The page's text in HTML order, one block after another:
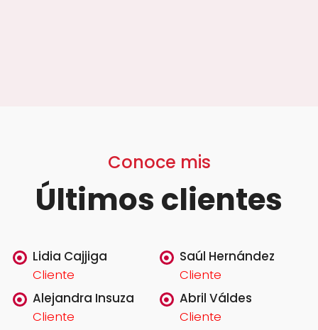
Conoce mis
Últimos clientes
Lidia Cajjiga
Cliente
Alejandra Insuza
Cliente
Saúl Hernández
Cliente
Abril Váldes
Cliente